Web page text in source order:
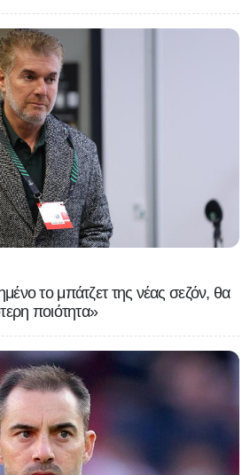
το μπάτζετ της νέας σεζόν, θα
ποιότητα»